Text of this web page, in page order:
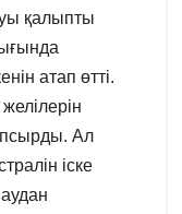
қалыпты
атап өтті.
Ал
іске